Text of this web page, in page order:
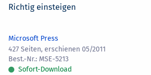
Richtig einsteigen
Microsoft Press
427 Seiten, erschienen 05/2011
MSE-5213
Sofort-Download